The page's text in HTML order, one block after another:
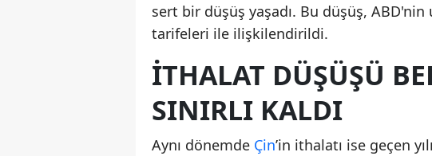
sert bir düşüş yaşadı. Bu düşüş,
tarifeleri ile ilişkilendirildi.
İTHALAT DÜŞÜŞÜ
SINIRLI KALDI
Aynı dönemde Çin’in ithalatı ise geçen